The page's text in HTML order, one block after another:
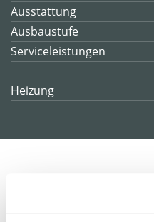
Ausstattung
Ausbaustufe
Serviceleistungen
Heizung